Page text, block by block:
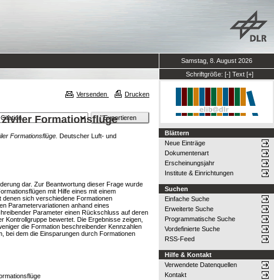
Samstag, 8. August 2026
Schriftgröße: [-] Text [+]
Versenden Drucken
Formationsflüge
Formationsflüge. Deutscher Luft- und
dar. Zur Beantwortung dieser Frage wurde
mit Hilfe eines mit einem
denen sich verschiedene Formationen
Parametervariationen anhand eines
Parameter einen Rückschluss auf deren
Kontrollgruppe bewertet. Die Ergebnisse zeigen,
die Formation beschreibender Kennzahlen
bei dem die Einsparungen durch Formationen
Blättern
Neue Einträge
Dokumentenart
Erscheinungsjahr
Institute & Einrichtungen
Suchen
Einfache Suche
Erweiterte Suche
Programmatische Suche
Vordefinierte Suche
RSS-Feed
Hilfe & Kontakt
Verwendete Datenquellen
Kontakt